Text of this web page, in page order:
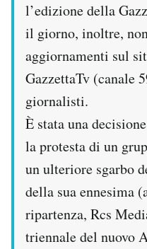
l’edizione della
il giorno, inoltre,
aggiornamenti sul
GazzettaTv (canale
giornalisti.
È stata una
la protesta di un
un ulteriore sgarbo
della sua ennesima
ripartenza, Rcs
triennale del nuovo